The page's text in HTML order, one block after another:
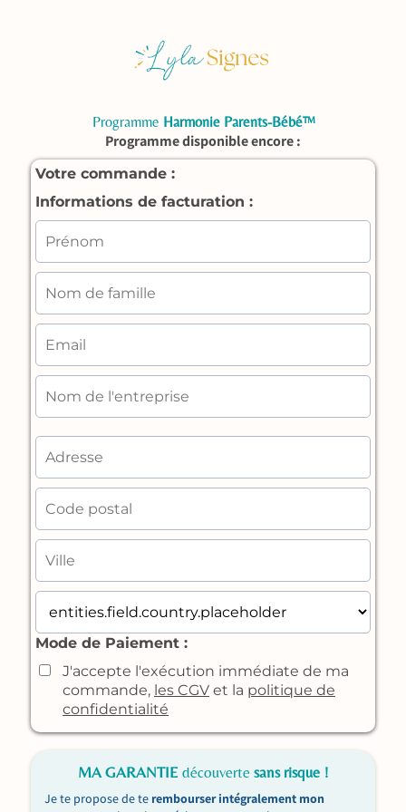
Programme Harmonie Parents-Bébé™
Programme disponible encore :
Votre commande :
Informations de facturation :
Mode de Paiement :
J'accepte l'exécution immédiate de ma
commande, les CGV et la politique de
confidentialité
MA GARANTIE découvertesans risque !
Je te propose de te rembourser intégralement mon